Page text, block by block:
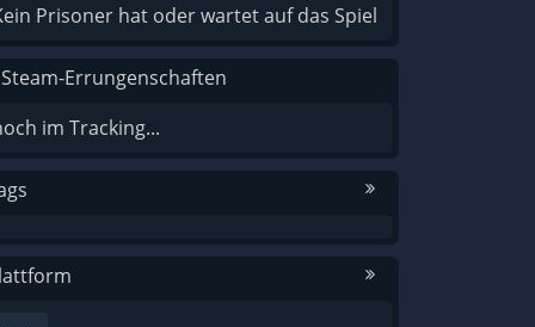
Prisoner hat oder wartet auf das Spiel
Errungenschaften
im Tracking...